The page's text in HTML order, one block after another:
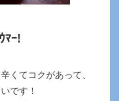
ﾏｰ!
くてコクがあって、
です！